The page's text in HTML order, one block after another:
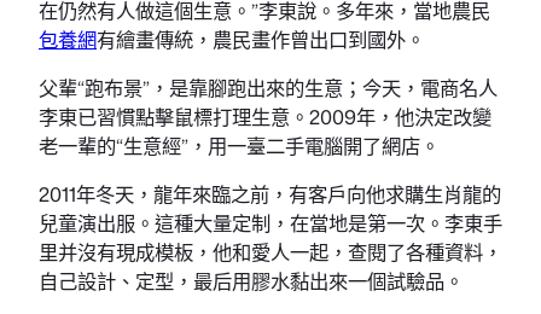
在仍然有人做這個生意。”李東說。多年來，當地農民
包養網有繪畫傳統，農民畫作曾出口到國外。
父輩“跑布景”，是靠腳跑出來的生意；今天，電商名人
李東已習慣點擊鼠標打理生意。2009年，他決定改變
老一輩的“生意經”，用一臺二手電腦開了網店。
2011年冬天，龍年來臨之前，有客戶向他求購生肖龍的
兒童演出服。這種大量定制，在當地是第一次。李東手
里并沒有現成模板，他和愛人一起，查閱了各種資料，
自己設計、定型，最后用膠水黏出來一個試驗品。